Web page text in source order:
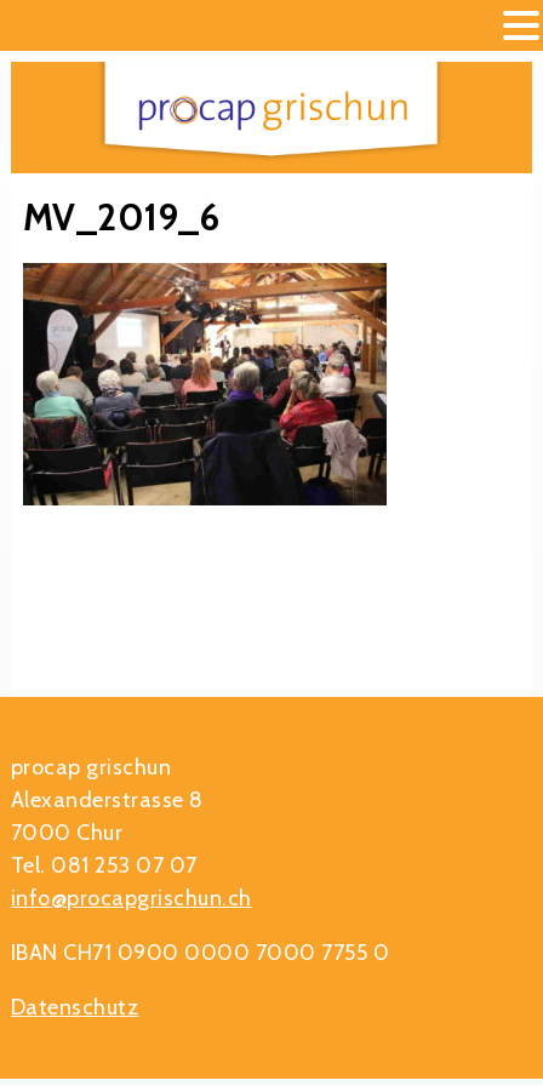
MV_2019_6
procap grischun
Alexanderstrasse 8
7000 Chur
Tel. 081 253 07 07
info@procapgrischun.ch
IBAN CH71 0900 0000 7000 7755 0
Datenschutz